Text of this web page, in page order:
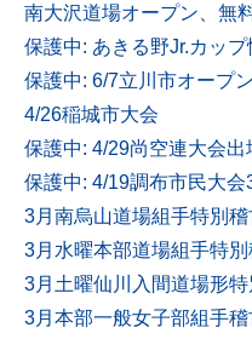
南大沢道場オープン、無
保護中: あきる野Jr.カッ
保護中: 6/7立川市オープ
4/26稲城市大会
保護中: 4/29尚空連大会
保護中: 4/19調布市民大会
3月南烏山道場組手特別稽
3月水曜本部道場組手特
3月土曜仙川入間道場形
3月本部一般女子部組手稽